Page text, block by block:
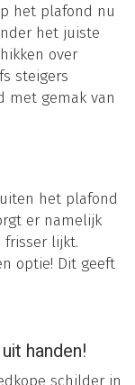
het plafond nu
het juiste
over
steigers
met gemak van
het plafond
er namelijk
lijkt.
optie! Dit geeft
handen!
schilder in